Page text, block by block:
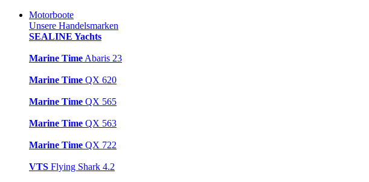
Motorboote
Unsere Handelsmarken
SEALINE Yachts
Marine Time Abaris 23
Marine Time QX 620
Marine Time QX 565
Marine Time QX 563
Marine Time QX 722
VTS Flying Shark 4.2